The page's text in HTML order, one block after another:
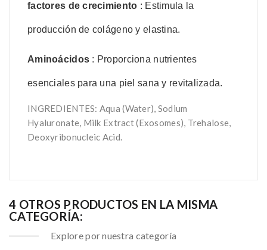
factores de crecimiento : Estimula la
producción de colágeno y elastina.
Aminoácidos : Proporciona nutrientes
esenciales para una piel sana y revitalizada.
INGREDIENTES: Aqua (Water), Sodium
Hyaluronate, Milk Extract (Exosomes), Trehalose,
Deoxyribonucleic Acid.
4 OTROS PRODUCTOS EN LA MISMA
CATEGORÍA:
Explore por nuestra categoría